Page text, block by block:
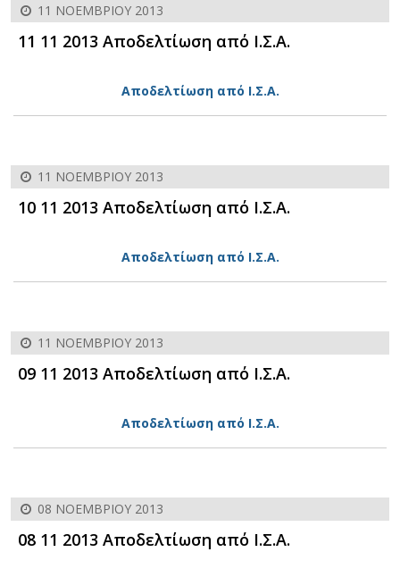
11 ΝΟΕΜΒΡΊΟΥ 2013
11 11 2013 Αποδελτίωση από Ι.Σ.Α.
Αποδελτίωση από Ι.Σ.Α.
11 ΝΟΕΜΒΡΊΟΥ 2013
10 11 2013 Αποδελτίωση από Ι.Σ.Α.
Αποδελτίωση από Ι.Σ.Α.
11 ΝΟΕΜΒΡΊΟΥ 2013
09 11 2013 Αποδελτίωση από Ι.Σ.Α.
Αποδελτίωση από Ι.Σ.Α.
08 ΝΟΕΜΒΡΊΟΥ 2013
08 11 2013 Αποδελτίωση από Ι.Σ.Α.